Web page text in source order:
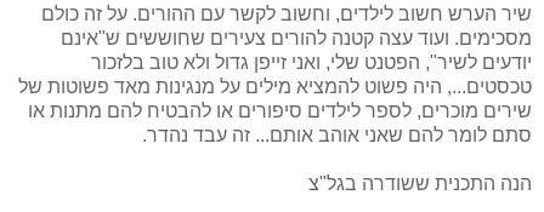
שיר הערש חשוב לילדים, וחשוב לקשר עם ההורים. על זה כולם
מסכימים. ועוד עצה קטנה להורים צעירים שחוששים ש"אינם
יודעים לשיר", הפטנט שלי, ואני זייפן גדול ולא טוב בלזכור
טכסטים..., היה פשוט להמציא מילים על מנגינות מאד פשוטות של
שירים מוכרים, לספר לילדים סיפורים או להבטיח להם מתנות או
סתם לומר להם שאני אוהב אותם... זה עבד נהדר.
הנה התכנית ששודרה בגל"צ